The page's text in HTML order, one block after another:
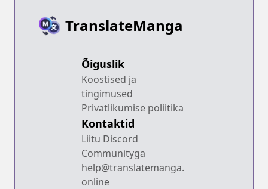
TranslateManga
Õiguslik
Koostised ja
tingimused
Privatlikumise poliitika
Kontaktid
Liitu Discord
Communityga
help@translatemanga.
online